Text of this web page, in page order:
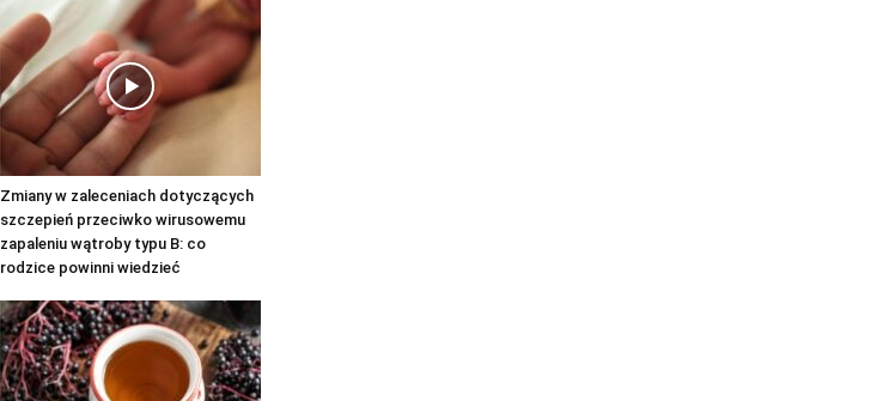
Zmiany w zaleceniach dotyczących
szczepień przeciwko wirusowemu
zapaleniu wątroby typu B: co
rodzice powinni wiedzieć